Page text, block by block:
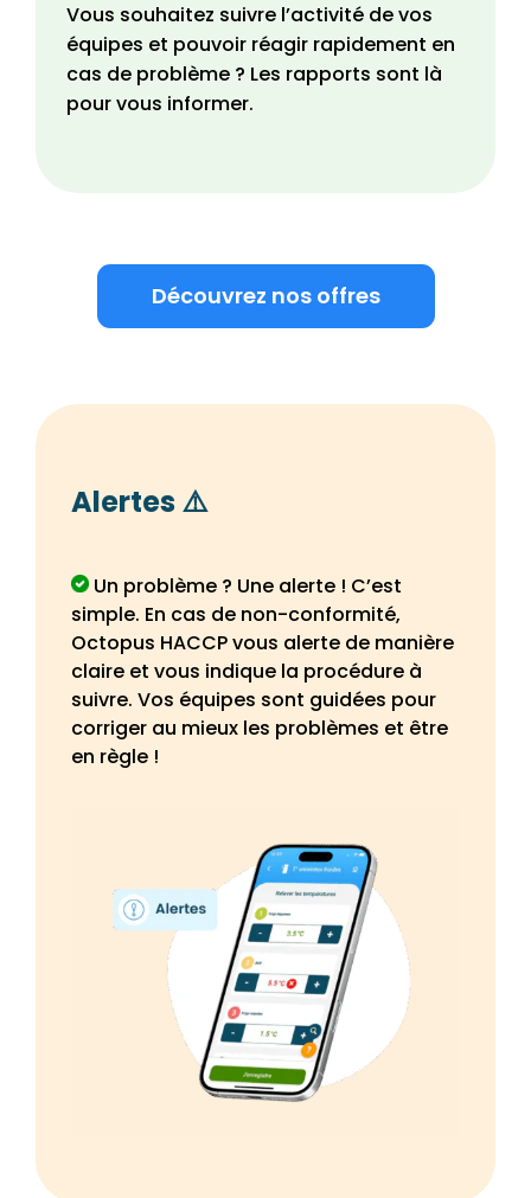
Vous souhaitez suivre l’activité de vos
équipes et pouvoir réagir rapidement en
cas de problème ? Les rapports sont là
pour vous informer.
Découvrez nos offres
Alertes ⚠️
Un problème ? Une alerte ! C’est
simple. En cas de non-conformité,
Octopus HACCP vous alerte de manière
claire et vous indique la procédure à
suivre. Vos équipes sont guidées pour
corriger au mieux les problèmes et être
en règle !